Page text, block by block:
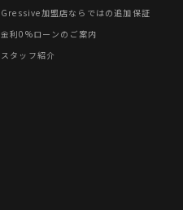
Gressive加盟店ならではの追加保証
金利0%ローンのご案内
スタッフ紹介